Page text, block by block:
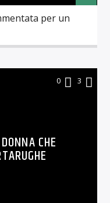
per un
0 3
CHE